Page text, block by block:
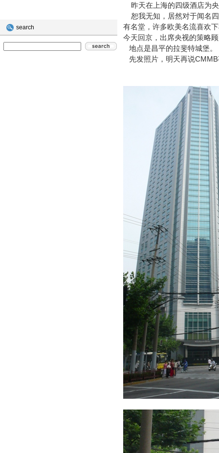
search
昨天在上海的四级酒店为
恕我无知，居然对于闻名
有名堂，许多欧美名流喜欢
今天回京，出席央视的策略
地点是昌平的拉斐特城堡。
先发照片，明天再说